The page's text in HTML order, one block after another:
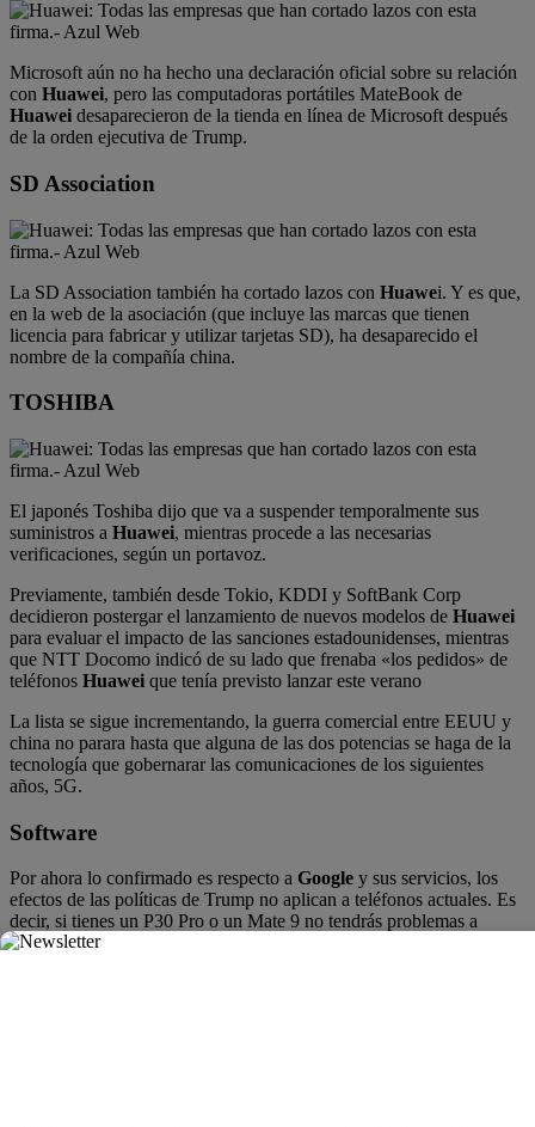
Microsoft aún no ha hecho una declaración oficial sobre su relación
con Huawei, pero las computadoras portátiles MateBook de
Huawei desaparecieron de la tienda en línea de Microsoft después
de la orden ejecutiva de Trump.
SD Association
La SD Association también ha cortado lazos con Huawei. Y es que,
en la web de la asociación (que incluye las marcas que tienen
licencia para fabricar y utilizar tarjetas SD), ha desaparecido el
nombre de la compañía china.
TOSHIBA
El japonés Toshiba dijo que va a suspender temporalmente sus
suministros a Huawei, mientras procede a las necesarias
verificaciones, según un portavoz.
Previamente, también desde Tokio, KDDI y SoftBank Corp
decidieron postergar el lanzamiento de nuevos modelos de Huawei
para evaluar el impacto de las sanciones estadounidenses, mientras
que NTT Docomo indicó de su lado que frenaba «los pedidos» de
teléfonos Huawei que tenía previsto lanzar este verano
La lista se sigue incrementando, la guerra comercial entre EEUU y
china no parara hasta que alguna de las dos potencias se haga de la
tecnología que gobernarar las comunicaciones de los siguientes
años, 5G.
Software
Por ahora lo confirmado es respecto a Google y sus servicios, los
efectos de las políticas de Trump no aplican a teléfonos actuales. Es
decir, si tienes un P30 Pro o un Mate 9 no tendrás problemas a
futuro.